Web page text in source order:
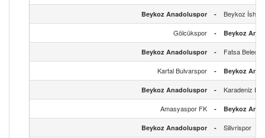
Beykoz Anadoluspor -
Beykoz
Gölcükspor
- Beykoz
Beykoz Anadoluspor -
Fatsa
Kartal Bulvarspor
- Beykoz
Beykoz Anadoluspor -
Karadeniz
Amasyaspor FK
- Beykoz
Beykoz Anadoluspor -
Silivrispor